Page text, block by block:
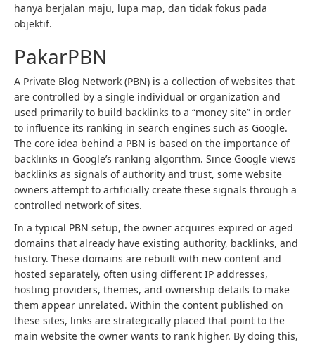
hanya berjalan maju, lupa map, dan tidak fokus pada
objektif.
PakarPBN
A Private Blog Network (PBN) is a collection of websites that
are controlled by a single individual or organization and
used primarily to build backlinks to a “money site” in order
to influence its ranking in search engines such as Google.
The core idea behind a PBN is based on the importance of
backlinks in Google’s ranking algorithm. Since Google views
backlinks as signals of authority and trust, some website
owners attempt to artificially create these signals through a
controlled network of sites.
In a typical PBN setup, the owner acquires expired or aged
domains that already have existing authority, backlinks, and
history. These domains are rebuilt with new content and
hosted separately, often using different IP addresses,
hosting providers, themes, and ownership details to make
them appear unrelated. Within the content published on
these sites, links are strategically placed that point to the
main website the owner wants to rank higher. By doing this,